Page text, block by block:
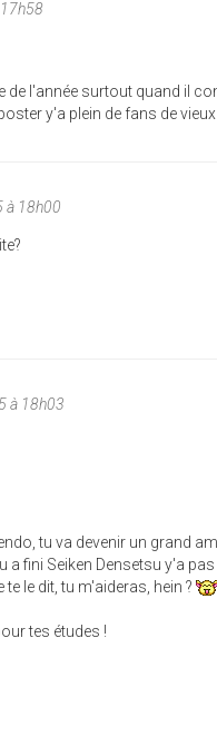
de l'année surtout quand il
y'a plein de fans de
à 18h00
à 18h03
tu va devenir un grand
a fini Seiken Densetsu y'a
le dit, tu m'aideras, hein ?
tes études !